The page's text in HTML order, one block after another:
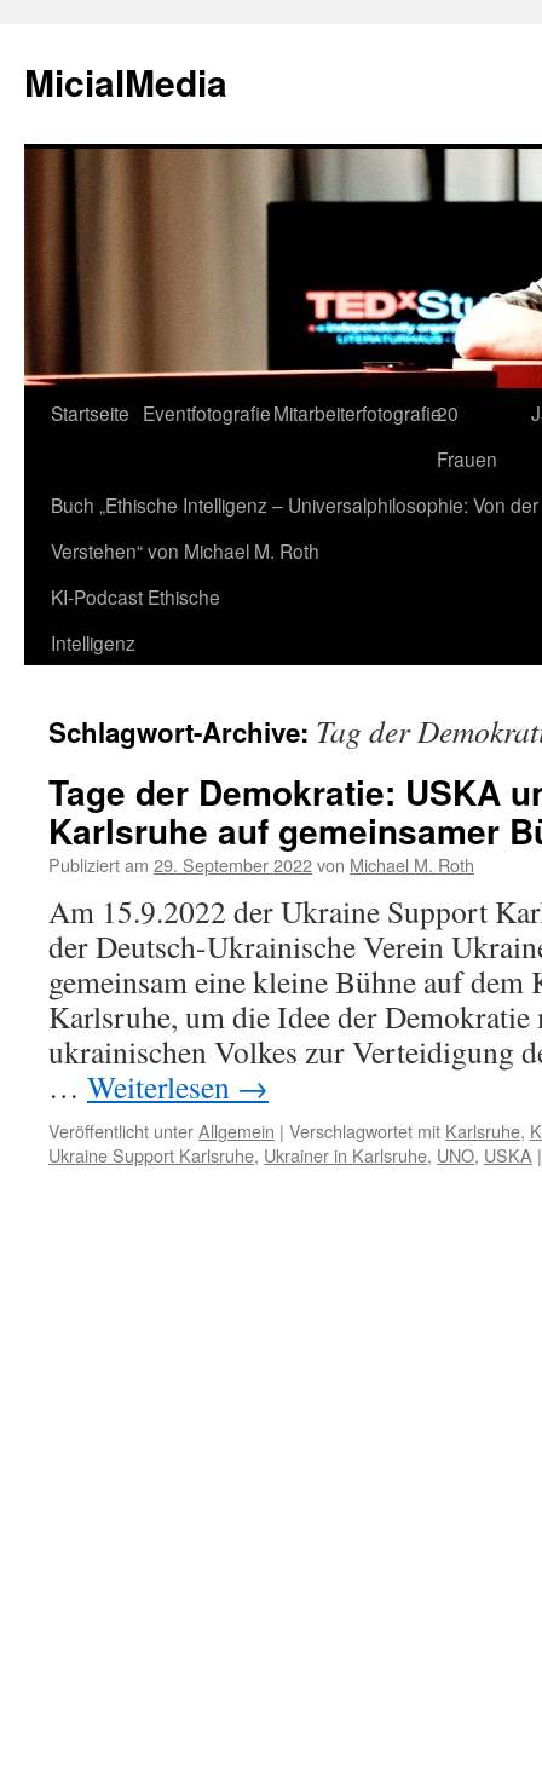
MicialMedia
Zum
springen
Startseite EventfotografieMitarbeiterfotografie20
Frauen
Buch „Ethische Intelligenz – Universalphilosophie: Von
Verstehen“ von Michael M. Roth
KI-Podcast Ethische
Intelligenz
Schlagwort-Archive: Tag der
Tage der Demokratie: USKA
Karlsruhe auf gemeinsamer
Publiziert am 29. September 2022von Michael M. Roth
Am 15.9.2022 der Ukraine Support
der Deutsch-Ukrainische Verein
gemeinsam eine kleine Bühne auf dem
Karlsruhe, um die Idee der
ukrainischen Volkes zur Verteidigung
… Weiterlesen →
Veröffentlicht unterAllgemein | Verschlagwortet mit Karlsruhe,
Ukraine Support Karlsruhe, Ukrainer in Karlsruhe, UNO, USKA |